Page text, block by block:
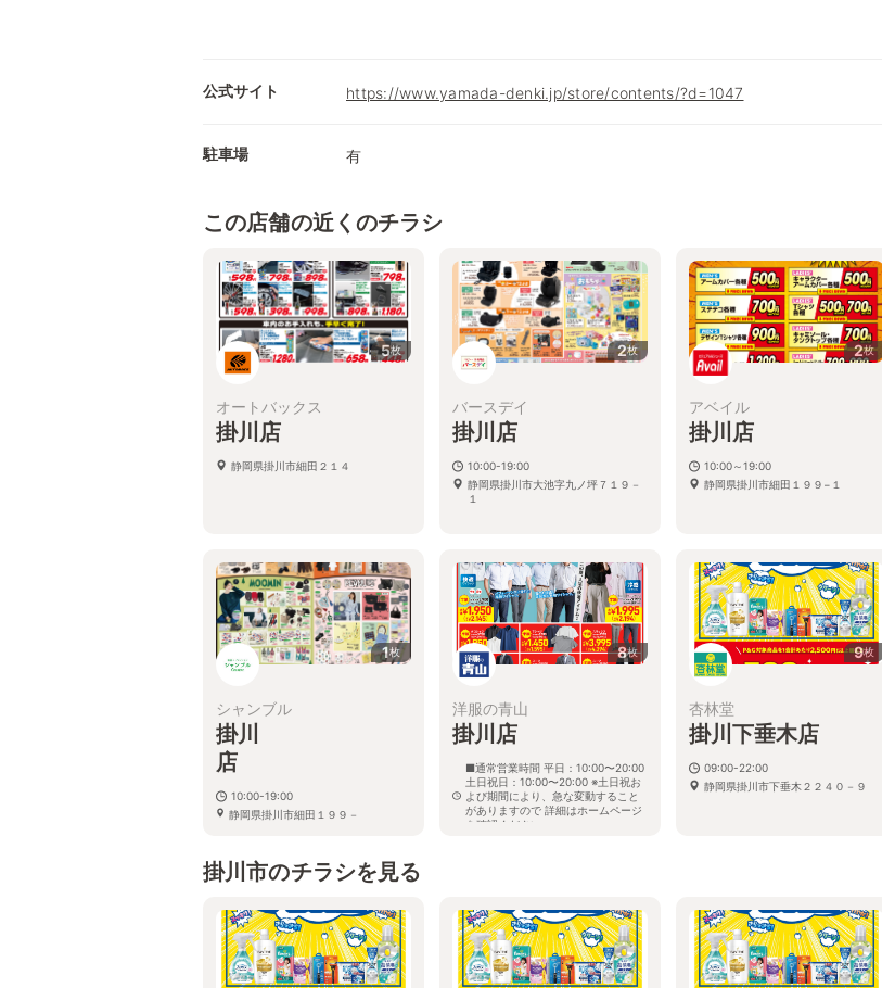
公式サイト https://www.yamada-denki.jp/store/contents/?d=1047
駐車場 有
この店舗の近くのチラシ
5枚
オートバックス
掛川店
静岡県掛川市細田２１４
2枚
バースデイ
掛川店
10:00-19:00
静岡県掛川市大池字九ノ坪７１９－
１
2枚
アベイル
掛川店
10:00～19:00
静岡県掛川市細田１９９−１
1枚
シャンブル
掛川
店
10:00-19:00
静岡県掛川市細田１９９－
8枚
洋服の青山
掛川店
■通常営業時間 平日：10:00〜20:00
土日祝日：10:00〜20:00 ※土日祝お
よび期間により、急な変動すること
がありますので 詳細はホームページ
を確認ください
9枚
杏林堂
掛川下垂木店
09:00-22:00
静岡県掛川市下垂木２２４０－９
掛川市のチラシを見る